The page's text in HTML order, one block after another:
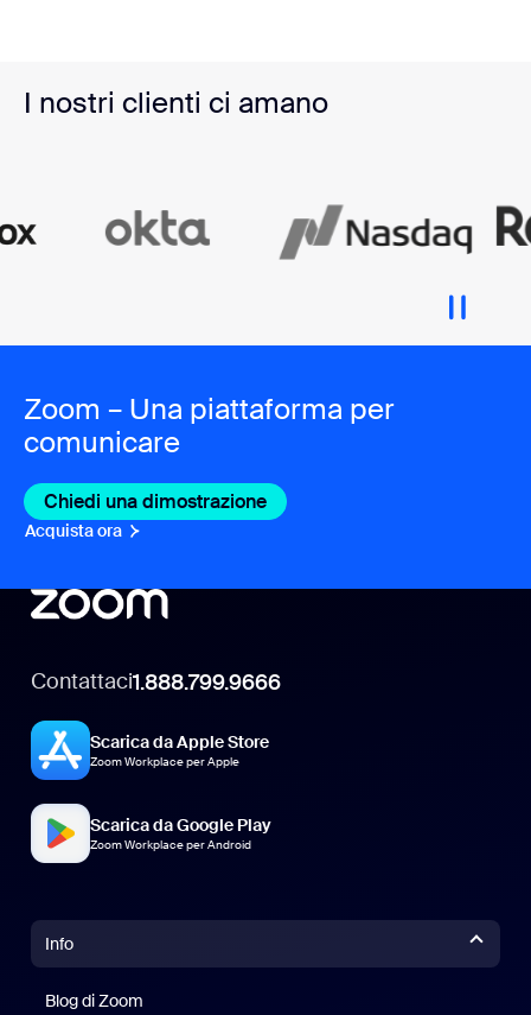
I nostri clienti ci amano
Zoom – Una piattaforma per
comunicare
Chiedi una dimostrazione
Acquista ora
Contattaci1.888.799.9666
Scarica da Apple Store
Zoom Workplace per Apple
Scarica da Google Play
Zoom Workplace per Android
Info
Blog di Zoom